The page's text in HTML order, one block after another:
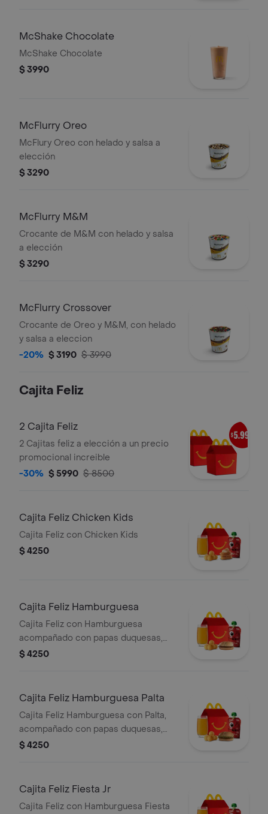
McShake Chocolate
McShake Chocolate
$ 3990
McFlurry Oreo
McFlury Oreo con helado y salsa a
elección
$ 3290
McFlurry M&M
Crocante de M&M con helado y salsa
a elección
$ 3290
McFlurry Crossover
Crocante de Oreo y M&M, con helado
y salsa a eleccion
-20% $ 3190 $ 3990
Cajita Feliz
2 Cajita Feliz
2 Cajitas feliz a elección a un precio
promocional increible
-30% $ 5990 $ 8500
Cajita Feliz Chicken Kids
Cajita Feliz con Chicken Kids
$ 4250
Cajita Feliz Hamburguesa
Cajita Feliz con Hamburguesa
acompañado con papas duquesas,
puré de manzana y bebida pequeña a
$ 4250
Cajita Feliz Hamburguesa Palta
Cajita Feliz Hamburguesa con Palta,
acompañado con papas duquesas,
puré de manzana y bebida pequeña a
$ 4250
Cajita Feliz Fiesta Jr
Cajita Feliz con Hamburguesa Fiesta